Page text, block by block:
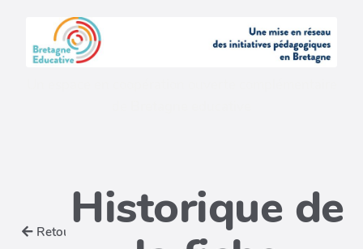
Retour Historique de